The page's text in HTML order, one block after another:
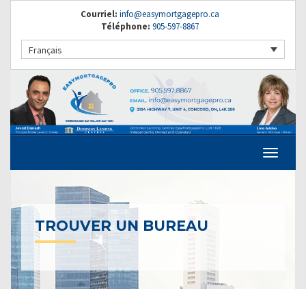
Courriel: info@easymortgagepro.ca
Téléphone: 905-597-8867
Français
TROUVER UN BUREAU